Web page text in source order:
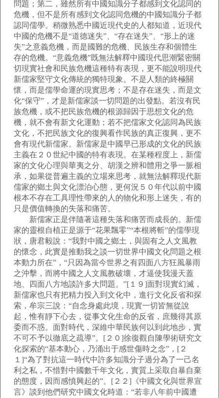
問題；第二，雖然所有中國知識分子都感到文化認同的
危機，但不是所有感到文化認同危機的中國知識分子都
認同儒學。稍微熟悉中國近現代史的人都知道，近現代
中國的危機不是“道德迷失”、“存在迷失”、“形上的迷
失”之意義危機，而是國難的危機、民族生存和個體生
存的危機。“意義危機”既無法解釋中國現代思潮緊密關
切現實社會和民族危機這種特有表現，更不能說明現代
新儒家堅守文化傳統的獨特現象。不是人類的終極關
懷，而是儒學命運的現實思考；不是存在迷失，而是文
化“保守”，才是新儒家談一切問題的出發點。若沒有民
族危機，或不把民族危機的根源歸因于思想文化的危
機，就不會有新文化運動；若不把儒家文化認同為民族
文化，不把民族文化的復興看作民族的真正復興，更不
會有現代新儒家。新儒家是中國早已形成的文化的民族
主義在２０世紀中國的特有表現。在某種程度上，新儒
家的文化心理與華夷之分、胡漢之辨和體用之爭一脈相
承，如果從普遍主義的立場來思考，就無法解釋現代新
儒家的鄉土與文化漂泊心態，更何況５０年代以前中國
根本不存在工具理性帶來的人的物化和形上迷失，有的
只是價值轉換的失落和痛苦。
新儒家正是伴隨著這種失落和痛苦而成長的。新儒
家的靈根自植正是源于“花果飄零”“本根將斬”的儒學現
狀，唐君毅說：“我對中國之鄉土，與固有之人文風教
的懷念，此實是推動我之談一切世界中國文化問題之根
本動力所在”，“只因為當今世界之有四面八方狂風暴雨
之沖擊，而將中國之人文風教破壞，才逼使我漫天蓋
地、四面八方地談許多大問題。”[１９]面對現實幻滅，
新儒家也只有把精力投入到文化中，進行文化反省和探
索，牟宗三說：“自念身處此境，現實一切皆無從說
起，惟有靜下心去，從事文化生命的反省，庶幾得其原
委而不惑。面對時代，深維中華民族何以到此地步，實
不可不予以徹底之疏導”。[２０]徐復觀自陳學術研究文
化探索的“基本動心，乃涌出于感世傷時之念”，[２
１]“為了對抗這一時代中許多知識分子過分為了一己名
利之私，不惜對中國數千年文化，實質上采取自暴自棄
的態度，因而感憤興起的”。[２２]《中國文化與世界宣
言》談到他們研究中國文化時道：“若非八年前中國遭